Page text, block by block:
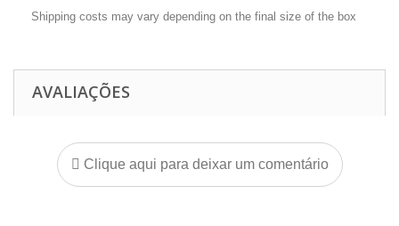
Shipping costs may vary depending on the final size of the box
AVALIAÇÕES
Clique aqui para deixar um comentário